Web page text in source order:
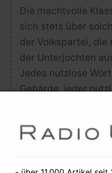
Die machtvolle
sich stets über
der Volkspartei, die
der Unterjochten
Jedes nutzlose
Gebärde, jeder
macht sie lastender,